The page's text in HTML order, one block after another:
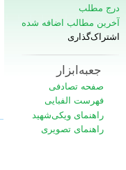
درج مطلب
آخرین مطالب اضافه شده
اشتراک‌گذاری
جعبه‌ابزار
صفحه تصادفی
فهرست الفبایی
راهنمای ویکی‌شهید
راهنمای تصویری